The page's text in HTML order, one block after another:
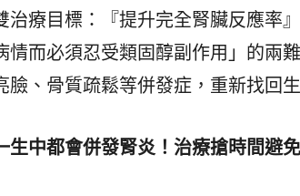
療目標：『提升完全腎臟反應率
而必須忍受類固醇副作用」的兩
、骨質疏鬆等併發症，重新找回
中都會併發腎炎！治療搶時間避